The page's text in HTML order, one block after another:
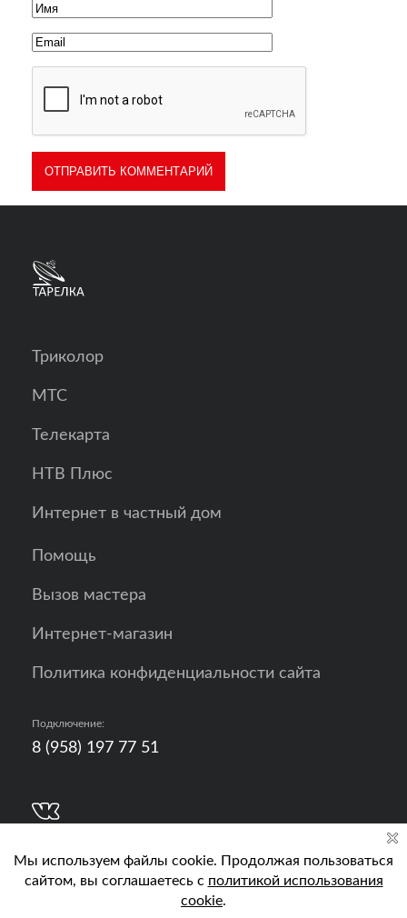
Триколор
МТС
Телекарта
НТВ Плюс
Интернет в частный дом
Помощь
Вызов мастера
Интернет-магазин
Политика конфиденциальности сайта
Подключение:
8 (958) 197 77 51
Кислород